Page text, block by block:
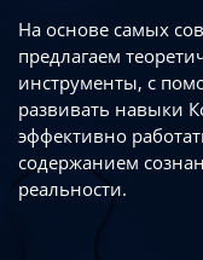
На основе самых
предлагаем
инструменты, с
развивать навыки
эффективно
содержанием
реальности.